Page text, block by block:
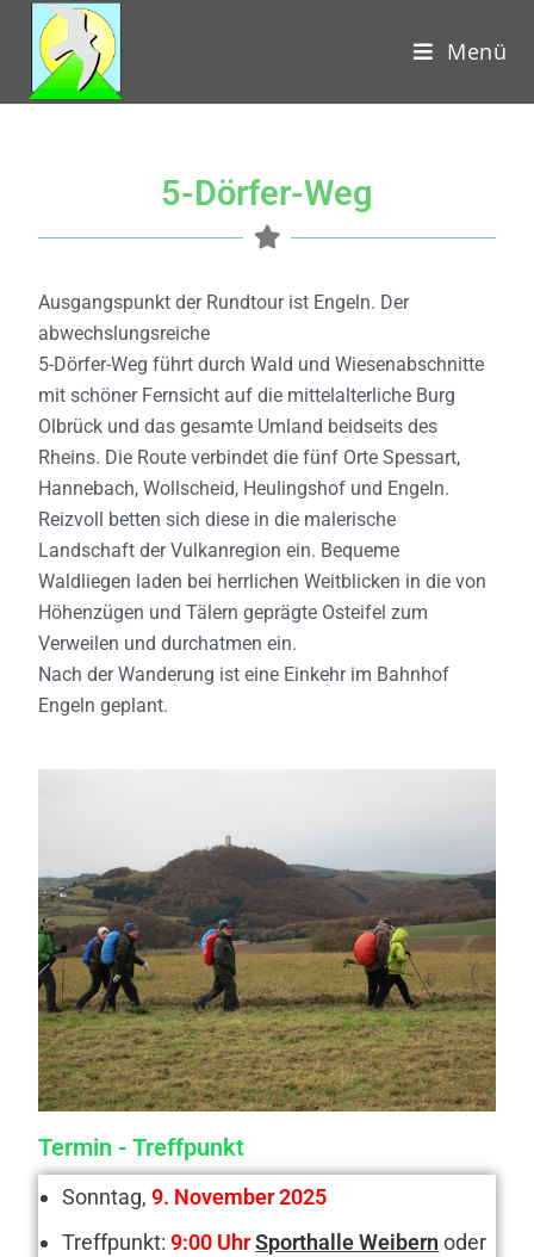
Menü
5-Dörfer-Weg
Ausgangspunkt der Rundtour ist Engeln. Der
abwechslungsreiche
5-Dörfer-Weg führt durch Wald und Wiesenabschnitte
mit schöner Fernsicht auf die mittelalterliche Burg
Olbrück und das gesamte Umland beidseits des
Rheins. Die Route verbindet die fünf Orte Spessart,
Hannebach, Wollscheid, Heulingshof und Engeln.
Reizvoll betten sich diese in die malerische
Landschaft der Vulkanregion ein. Bequeme
Waldliegen laden bei herrlichen Weitblicken in die von
Höhenzügen und Tälern geprägte Osteifel zum
Verweilen und durchatmen ein.
Nach der Wanderung ist eine Einkehr im Bahnhof
Engeln geplant.
Termin - Treffpunkt
Sonntag,9. November 2025
Treffpunkt:9:00 UhrSporthalle Weibern oder